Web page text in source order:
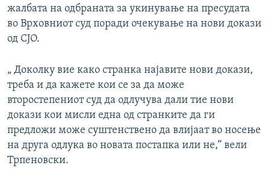
жалбата на одбраната за укинување на пресудата
во Врховниот суд поради очекување на нови докази
од СЈО.
„ Доколку вие како странка најавите нови докази,
треба и да кажете кои се за да може
второстепениот суд да одлучува дали тие нови
докази кои мисли една од странките да ги
предложи може суштенствено да влијаат во носење
на друга одлука во новата постапка или не,“ вели
Трпеновски.